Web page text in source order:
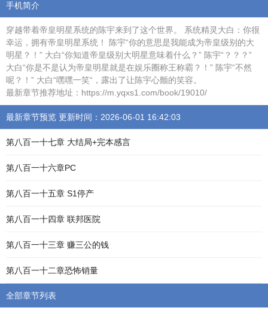
手机简介
穿越带着帝皇明星系统的陈宇来到了这个世界。 系统精灵大白：你很
幸运，拥有帝皇明星系统！ 陈宇“你的意思是我能成为帝皇级别的大
明星？！” 大白“你知道帝皇级别大明星意味着什么？” 陈宇“？？？”
大白“你是不是认为帝皇明星就是在娱乐圈称王称霸？！” 陈宇“不然
呢？！” 大白“嘿嘿一笑“，露出了让陈宇心颤的笑容。
最新章节推荐地址：https://m.yqxs1.com/book/19010/
最新章节预览 更新时间：2026-06-01 16:42:03
第八百一十七章 大结局+完本感言
第八百一十六章PC
第八百一十五章 S1停产
第八百一十四章 联邦医院
第八百一十三章 赚三公的钱
第八百一十二章恐怖销量
全部章节列表